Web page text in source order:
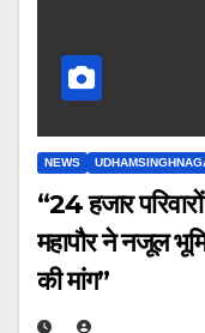
NEWS
“24 हजार
महापौर ने नजूल
की मांग”